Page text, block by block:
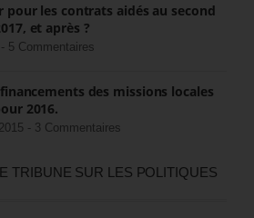
pour les contrats aidés au second
et après ?
5 Commentaires
des missions locales
2016.
- 3 Commentaires
TRIBUNE SUR LES POLITIQUES